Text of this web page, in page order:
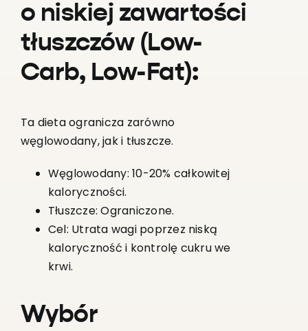
o niskiej zawartości
tłuszczów (Low-
Carb, Low-Fat):
Ta dieta ogranicza zarówno
węglowodany, jak i tłuszcze.
Węglowodany: 10-20% całkowitej
kaloryczności.
Tłuszcze: Ograniczone.
Cel: Utrata wagi poprzez niską
kaloryczność i kontrolę cukru we
krwi.
Wybór